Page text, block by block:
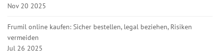
Nov 20 2025
Frumil online kaufen: Sicher bestellen, legal beziehen, Risiken
vermeiden
Jul 26 2025